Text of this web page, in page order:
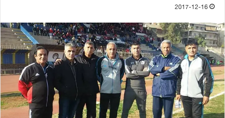
2017-12-16